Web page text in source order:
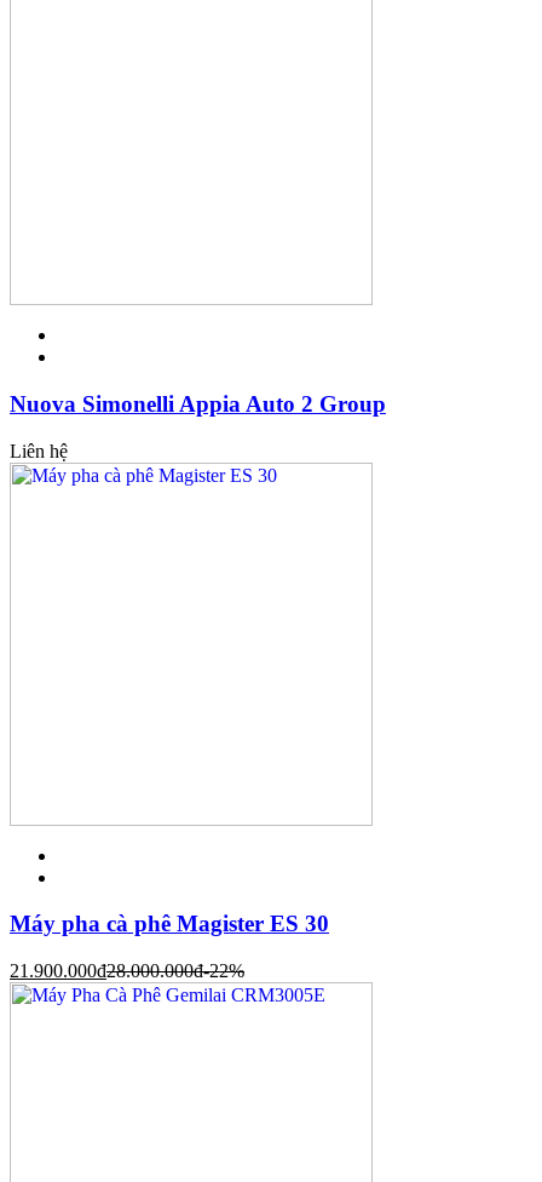
Nuova Simonelli Appia Auto 2 Group
Liên hệ
Máy pha cà phê Magister ES 30
21.900.000đ28.000.000đ-22%